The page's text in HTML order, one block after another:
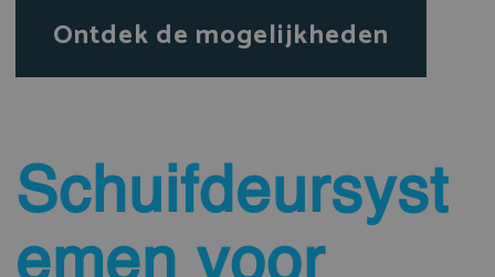
Ontdek de mogelijkheden
Schuifdeursyst